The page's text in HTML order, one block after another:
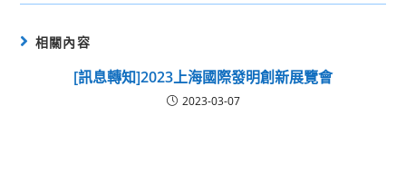
相關內容
[訊息轉知]2023上海國際發明創新展覽會
2023-03-07